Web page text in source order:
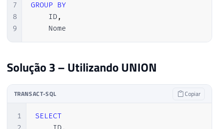
7
8
9
GROUP BY
    ID
,
    Nome
Solução 3 – Utilizando UNION
TRANSACT-SQL Copiar
1
SELECT